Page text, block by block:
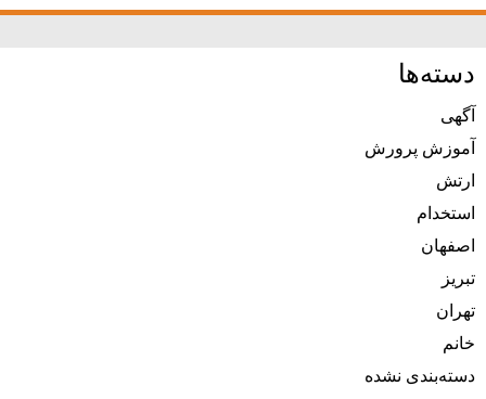
دسته‌ها
آگهی
آموزش پرورش
ارتش
استخدام
اصفهان
تبریز
تهران
خانم
دسته‌بندی نشده